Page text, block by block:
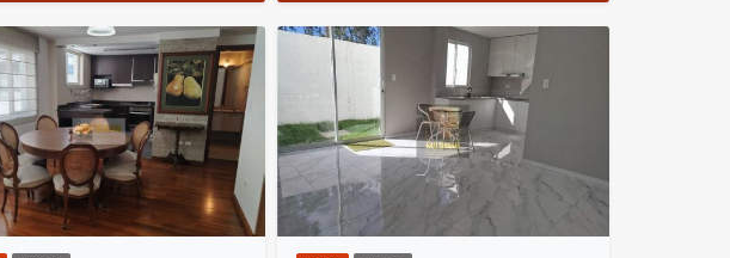
Alquiler
US$525
Venta
US$31,000
Alquiler
US$402